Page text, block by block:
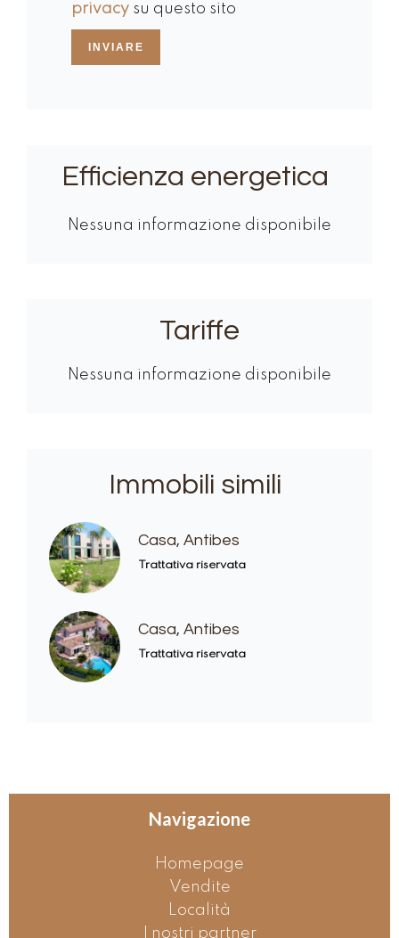
privacy su questo sito
INVIARE
Efficienza energetica
Nessuna informazione disponibile
Tariffe
Nessuna informazione disponibile
Immobili simili
Casa, Antibes
Trattativa riservata
Casa, Antibes
Trattativa riservata
Navigazione
Homepage
Vendite
Località
I nostri partner